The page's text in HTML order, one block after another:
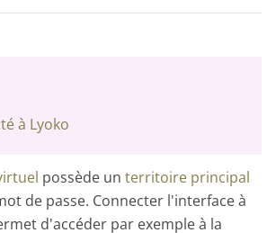
à Lyoko
possède un territoire principal
de passe. Connecter l'interface à
d'accéder par exemple à la